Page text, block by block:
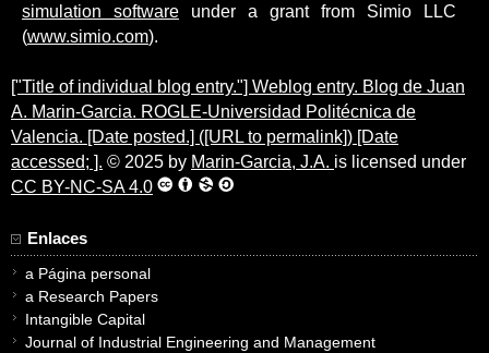
simulation software under a grant from Simio LLC
(www.simio.com).
["Title of individual blog entry."] Weblog entry. Blog de Juan
A. Marin-Garcia. ROGLE-Universidad Politécnica de
Valencia. [Date posted.] ([URL to permalink]) [Date
accessed; ]. © 2025 by Marin-Garcia, J.A. is licensed under
CC BY-NC-SA 4.0
Enlaces
a Página personal
a Research Papers
Intangible Capital
Journal of Industrial Engineering and Management